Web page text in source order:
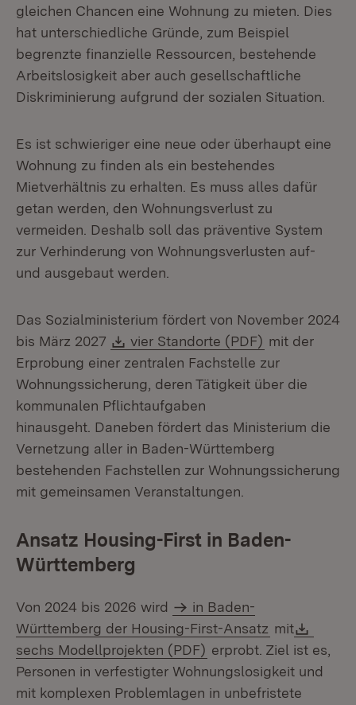
gleichen Chancen eine Wohnung zu mieten. Dies
hat unterschiedliche Gründe, zum Beispiel
begrenzte finanzielle Ressourcen, bestehende
Arbeitslosigkeit aber auch gesellschaftliche
Diskriminierung aufgrund der sozialen Situation.
Es ist schwieriger eine neue oder überhaupt eine
Wohnung zu finden als ein bestehendes
Mietverhältnis zu erhalten. Es muss alles dafür
getan werden, den Wohnungsverlust zu
vermeiden. Deshalb soll das präventive System
zur Verhinderung von Wohnungsverlusten auf-
und ausgebaut werden.
Das Sozialministerium fördert von November 2024
bis März 2027
Download:
vier Standorte (PDF) (Öffnet in
mit der
Erprobung einer zentralen Fachstelle zur
Wohnungssicherung, deren Tätigkeit über die
kommunalen Pflichtaufgaben
hinausgeht. Daneben fördert das Ministerium die
Vernetzung aller in Baden-Württemberg
bestehenden Fachstellen zur Wohnungssicherung
mit gemeinsamen Veranstaltungen.
Ansatz Housing-First in Baden-
Württemberg
Von 2024 bis 2026 wird
in Baden-
Württemberg der Housing-First-Ansatz mit
sechs Modellprojekten (PDF) (Öffnet in neuem
erprobt. Ziel ist es,
Personen in verfestigter Wohnungslosigkeit und
mit komplexen Problemlagen in unbefristete